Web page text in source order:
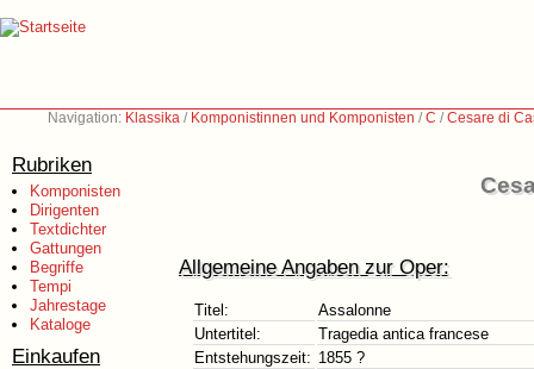
Navigation: Klassika / Komponistinnen und Komponisten /C /Cesare di
Rubriken
Komponisten
Dirigenten
Textdichter
Gattungen
Begriffe
Tempi
Jahrestage
Kataloge
Einkaufen
Allgemeine Angaben zur Oper:
Titel:
Assalonne
Untertitel:
Tragedia antica francese
Entstehungszeit: 1855 ?